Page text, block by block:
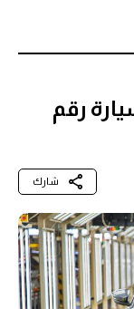
رقم
شارك